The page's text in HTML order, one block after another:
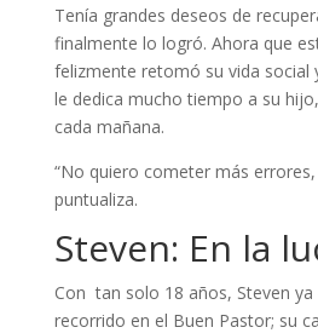
Tenía grandes deseos de
finalmente lo logró. Ahora que
felizmente retomó su vida social
le dedica mucho tiempo a su
cada mañana.
“No quiero cometer más
puntualiza.
Steven: En la
Con tan solo 18 años, Steven
recorrido en el Buen Pastor; su